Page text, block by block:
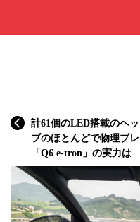
計61個のLED搭載のヘ
ブのほとんどで物理ブ
「Q6 e-tron」の実力は